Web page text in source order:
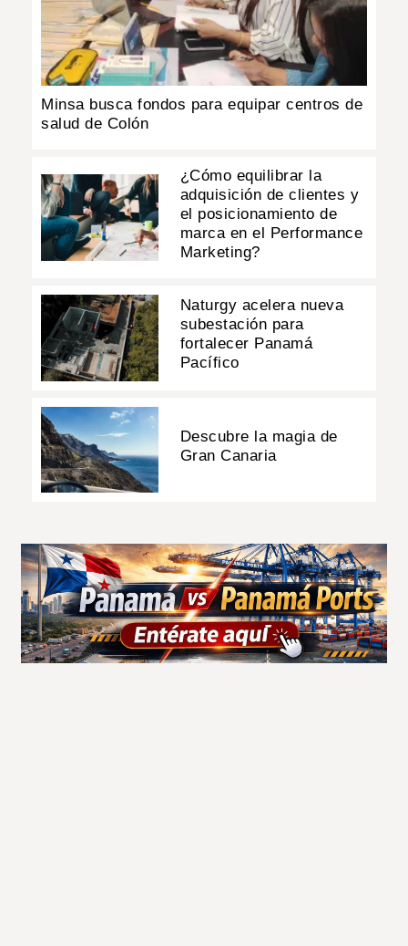
Minsa busca fondos para equipar centros de
salud de Colón
¿Cómo equilibrar la
adquisición de clientes y
el posicionamiento de
marca en el Performance
Marketing?
Naturgy acelera nueva
subestación para
fortalecer Panamá
Pacífico
Descubre la magia de
Gran Canaria